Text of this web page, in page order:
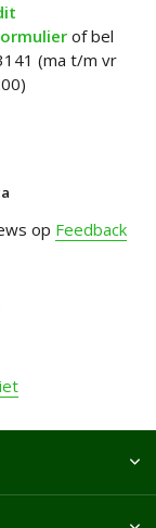
of bel
(ma t/m vr
op Feedback